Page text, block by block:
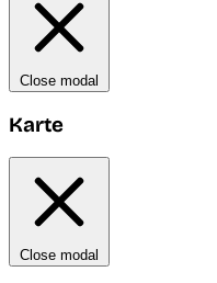
Close modal
Karte
Close modal